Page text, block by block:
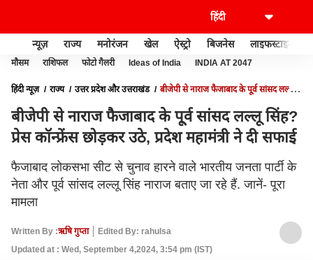
न्यूज़ राज्य मनोरंजन खेल ऐस्ट्रो बिजनेस लाइफस्टाइल
मौसम राशिफल फोटो गैलरी Ideas of India INDIA AT 2047
हिंदी न्यूज़ राज्य उत्तर प्रदेश और उत्तराखंड
बीजेपी से नाराज फैजाबाद के पू्र्व सांसद लल्लू
बीजेपी से नाराज फैजाबाद के पू्र्व सांसद लल्लू सिंह?
प्रेस कॉन्फ्रेंस छोड़कर उठे, प्रदेश महामंत्री ने दी सफाई
फैजाबाद लोकसभा सीट से चुनाव हारने वाले भारतीय जनता पार्टी के
नेता और पूर्व सांसद लल्लू सिंह नाराज बताए जा रहे हैं. जानें- पूरा
मामला
Written By :ऋषि गुप्ता
Edited By: rahulsa
Updated at : Wed, September 4,2024, 3:54 pm (IST)